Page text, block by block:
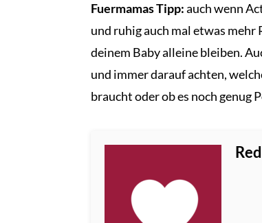
Fuermamas Tipp:auch wenn
und ruhig auch mal etwas mehr
deinem Baby alleine bleiben.
und immer darauf achten,
braucht oder ob es noch genug